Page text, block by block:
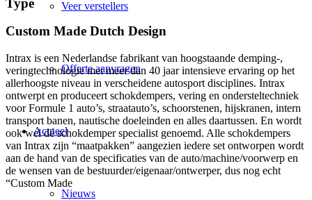
Veer verstellers
Offerte aanvragen
Actueel
Nieuws
Custom Made Dutch Design
Intrax is een Nederlandse fabrikant van hoogstaande demping-,
veringtechnologie met meer dan 40 jaar intensieve ervaring op het
allerhoogste niveau in verscheidene autosport disciplines. Intrax
ontwerpt en produceert schokdempers, vering en ondersteltechniek
voor Formule 1 auto’s, straatauto’s, schoorstenen, hijskranen, intern
transport banen, nautische doeleinden en alles daartussen. En wordt
ook wel dé schokdemper specialist genoemd. Alle schokdempers
van Intrax zijn “maatpakken” aangezien iedere set ontworpen wordt
aan de hand van de specificaties van de auto/machine/voorwerp en
de wensen van de bestuurder/eigenaar/ontwerper, dus nog echt
“Custom Made